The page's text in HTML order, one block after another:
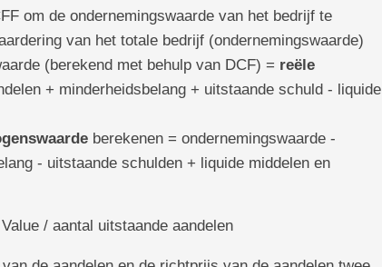
om de ondernemingswaarde van het bedrijf te
van het totale bedrijf (ondernemingswaarde)
(berekend met behulp van DCF) = reële
+ minderheidsbelang + uitstaande schuld - liquide
berekenen = ondernemingswaarde -
- uitstaande schulden + liquide middelen en
/ aantal uitstaande aandelen